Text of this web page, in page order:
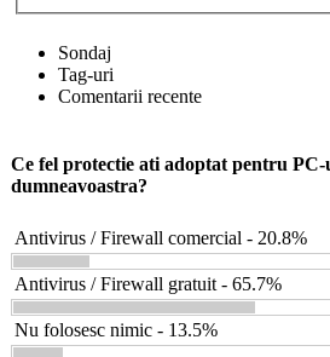
Sondaj
Tag-uri
Comentarii recente
Ce fel protectie ati adoptat pentru PC-
dumneavoastra?
Antivirus / Firewall comercial - 20.8%
Antivirus / Firewall gratuit - 65.7%
Nu folosesc nimic - 13.5%